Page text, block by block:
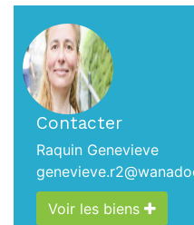
Contacter
Raquin Genevieve
Voir les biens